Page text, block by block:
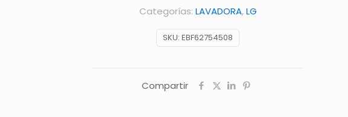
SKU:EBF62754508
Categorías: LAVADORA,LG
Compartir